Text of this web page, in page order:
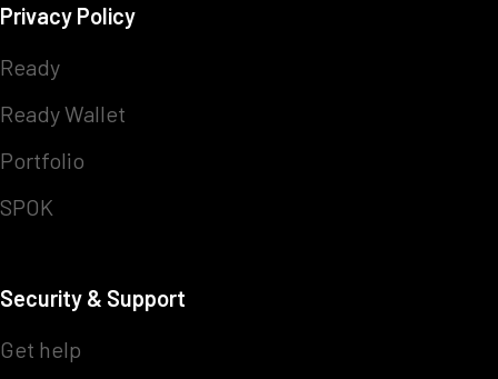
Privacy Policy
Ready
Ready Wallet
Portfolio
SPOK
Security & Support
Get help